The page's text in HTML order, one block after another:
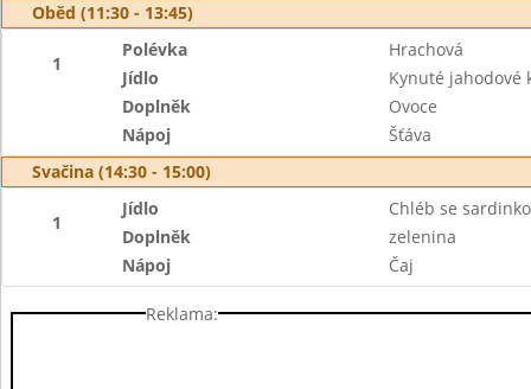
Oběd (11:30 - 13:45)
1
Polévka
Hrachová
Jídlo
Kynuté jahodové
Doplněk
Ovoce
Nápoj
Šťáva
Svačina (14:30 - 15:00)
1
Jídlo
Chléb se
Doplněk
zelenina
Nápoj
Čaj
Reklama: